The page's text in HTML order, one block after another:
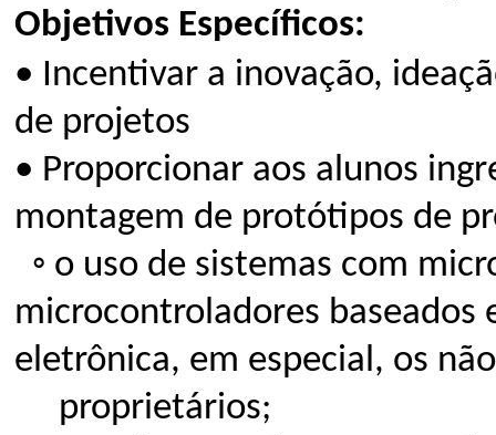
Objetivos Específicos:
• Incentivar a inovação,
de projetos
• Proporcionar aos alunos
montagem de protótipos de
◦ o uso de sistemas com
microcontroladores
eletrônica, em especial, os
proprietários;